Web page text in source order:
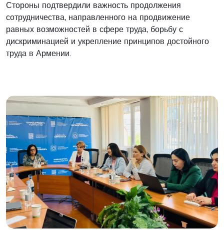
Стороны подтвердили важность продолжения
сотрудничества, направленного на продвижение
равных возможностей в сфере труда, борьбу с
дискриминацией и укрепление принципов достойного
труда в Армении.